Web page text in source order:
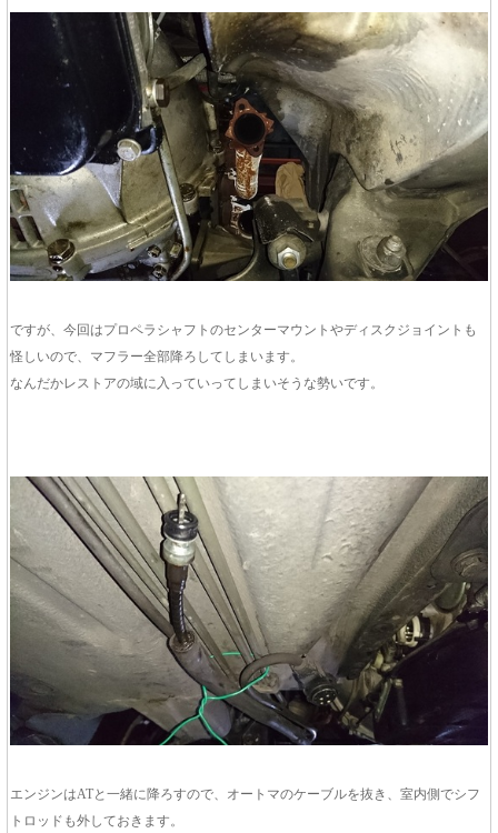
ですが、今回はプロペラシャフトのセンターマウントやディスクジョイントも
怪しいので、マフラー全部降ろしてしまいます。
なんだかレストアの域に入っていってしまいそうな勢いです。
エンジンはATと一緒に降ろすので、オートマのケーブルを抜き、室内側でシフ
トロッドも外しておきます。